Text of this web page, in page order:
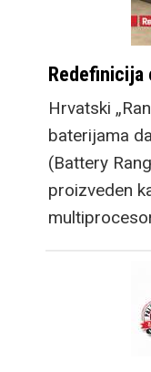
Redefinicija
Hrvatski
baterijama
(Battery
proizveden